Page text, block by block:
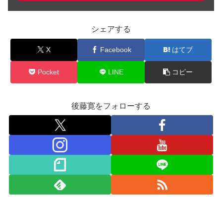
シェアする
X Facebook はてブ
Pocket LINE コピー
後藤寛をフォローする